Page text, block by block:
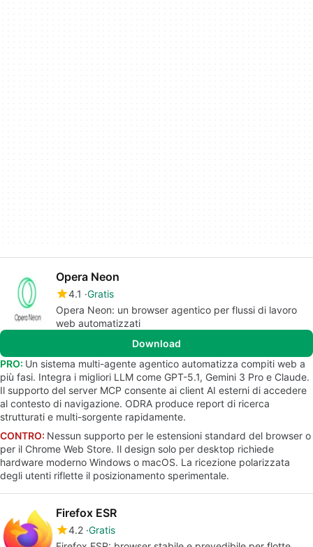
Opera Neon
4.1 Gratis
Opera Neon: un browser agentico per flussi di lavoro
web automatizzati
Download
PRO: Un sistema multi-agente agentico automatizza compiti web a
più fasi. Integra i migliori LLM come GPT-5.1, Gemini 3 Pro e Claude.
Il supporto del server MCP consente ai client AI esterni di accedere
al contesto di navigazione. ODRA produce report di ricerca
strutturati e multi-sorgente rapidamente.
CONTRO: Nessun supporto per le estensioni standard del browser o
per il Chrome Web Store. Il design solo per desktop richiede
hardware moderno Windows o macOS. La ricezione polarizzata
degli utenti riflette il posizionamento sperimentale.
Firefox ESR
4.2 Gratis